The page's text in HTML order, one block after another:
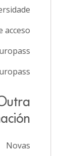
acceso
Novas